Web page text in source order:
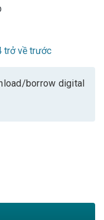
trở về trước
borrow digital